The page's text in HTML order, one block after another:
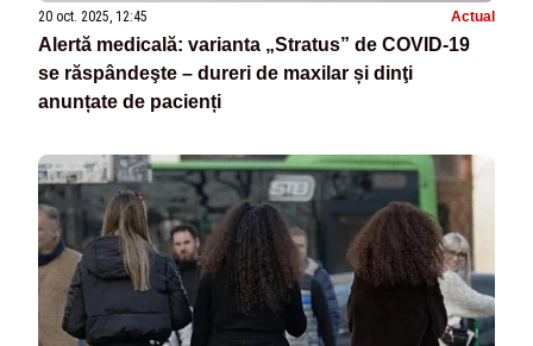
20 oct. 2025, 12:45 Actual
Alertă medicală: varianta „Stratus” de COVID-19
se răspândeşte – dureri de maxilar și dinţi
anunțate de pacienți